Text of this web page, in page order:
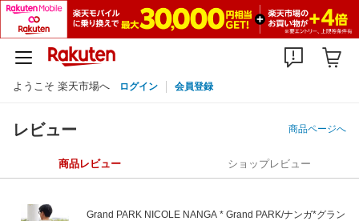
ようこそ 楽天市場へ ログイン 会員登録
レビュー 商品ページへ
商品レビュー ショップレビュー
Grand PARK NICOLE NANGA * Grand PARK/ナンガ*グラン